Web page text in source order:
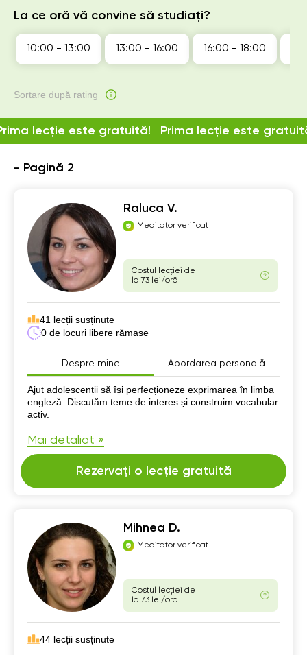
- Pagină 2
Raluca V.
Meditator verificat
Costul lecției de
la 73 lei/oră
41 lecții susținute
0 de locuri libere rămase
Despre mine Abordarea personală
Despre mine
Ajut adolescenții să își perfecționeze exprimarea în limba
engleză. Discutăm teme de interes și construim vocabular
activ.
Mai detaliat »
Rezervați o lecție gratuită
Mihnea D.
Meditator verificat
Costul lecției de
la 73 lei/oră
44 lecții susținute
lecție este gratuită! Prima lecție este
La ce oră vă convine să studiați?
10:00 - 13:00 13:00 - 16:00 16:00 - 18:00
Sortare după rating